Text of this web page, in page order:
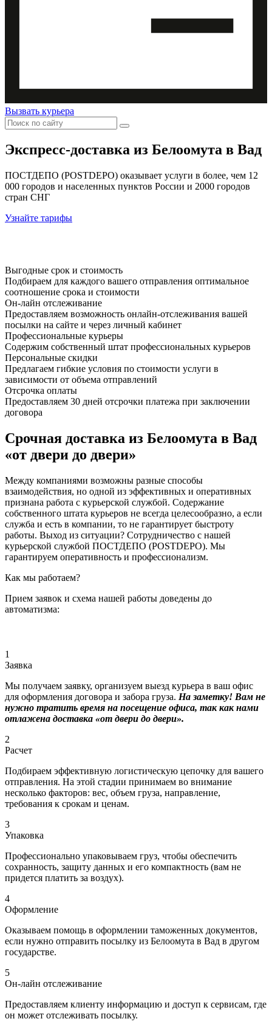
Вызвать курьера
Экспресс-доставка из Белоомута в Вад
ПОСТДЕПО (POSTDEPO) оказывает услуги в более, чем 12
000 городов и населенных пунктов России и 2000 городов
стран СНГ
Узнайте тарифы
Выгодные срок и стоимость
Подбираем для каждого вашего отправления оптимальное
соотношение срока и стоимости
Он-лайн отслеживание
Предоставляем возможность онлайн-отслеживания вашей
посылки на сайте и через личный кабинет
Профессиональные курьеры
Содержим собственный штат профессиональных курьеров
Персональные скидки
Предлагаем гибкие условия по стоимости услуги в
зависимости от объема отправлений
Отсрочка оплаты
Предоставляем 30 дней отсрочки платежа при заключении
договора
Срочная доставка из Белоомута в Вад
«от двери до двери»
Между компаниями возможны разные способы
взаимодействия, но одной из эффективных и оперативных
признана работа с курьерской службой. Содержание
собственного штата курьеров не всегда целесообразно, а если
служба и есть в компании, то не гарантирует быстроту
работы. Выход из ситуации? Сотрудничество с нашей
курьерской службой ПОСТДЕПО (POSTDEPO). Мы
гарантируем оперативность и профессионализм.
Как мы работаем?
Прием заявок и схема нашей работы доведены до
автоматизма:
1
Заявка
Мы получаем заявку, организуем выезд курьера в ваш офис
для оформления договора и забора груза. На заметку! Вам не
нужно тратить время на посещение офиса, так как нами
отлажена доставка «от двери до двери».
2
Расчет
Подбираем эффективную логистическую цепочку для вашего
отправления. На этой стадии принимаем во внимание
несколько факторов: вес, объем груза, направление,
требования к срокам и ценам.
3
Упаковка
Профессионально упаковываем груз, чтобы обеспечить
сохранность, защиту данных и его компактность (вам не
придется платить за воздух).
4
Оформление
Оказываем помощь в оформлении таможенных документов,
если нужно отправить посылку из Белоомута в Вад в другом
государстве.
5
Он-лайн отслеживание
Предоставляем клиенту информацию и доступ к сервисам, где
он может отслеживать посылку.